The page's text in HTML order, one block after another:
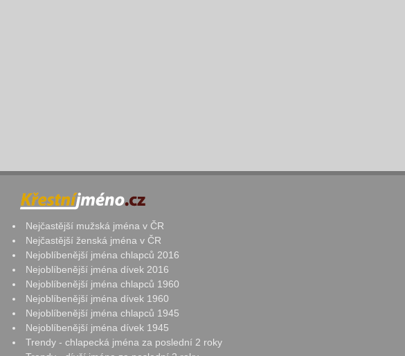
Nejčastější mužská jména v ČR
Nejčastější ženská jména v ČR
Nejoblíbenější jména chlapců 2016
Nejoblíbenější jména dívek 2016
Nejoblíbenější jména chlapců 1960
Nejoblíbenější jména dívek 1960
Nejoblíbenější jména chlapců 1945
Nejoblíbenější jména dívek 1945
Trendy - chlapecká jména za poslední 2 roky